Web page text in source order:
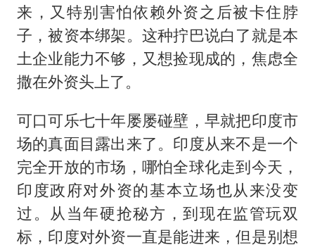
来，又特别害怕依赖外资之后被卡住脖
子，被资本绑架。这种拧巴说白了就是本
土企业能力不够，又想捡现成的，焦虑全
撒在外资头上了。
可口可乐七十年屡屡碰壁，早就把印度市
场的真面目露出来了。印度从来不是一个
完全开放的市场，哪怕全球化走到今天，
印度政府对外资的基本立场也从来没变
过。从当年硬抢秘方，到现在监管玩双
标，印度对外资一直是能进来，但是别想